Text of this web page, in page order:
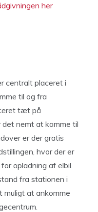
her
centralt placeret i
til og fra
tæt på
nemt at komme til
er der gratis
hvor der er
opladning af elbil.
fra stationen i
muligt at ankomme